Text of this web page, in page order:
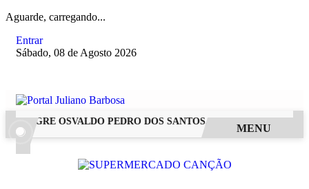
Aguarde, carregando...
Entrar
Sábado, 08 de Agosto 2026
OSVALDO PEDRO DOS SANTOS, O “NEGUINHO DA
MENU